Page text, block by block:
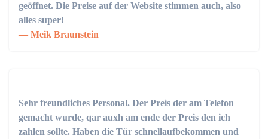
geöffnet. Die Preise auf der Website stimmen auch, also
alles super!
Meik Braunstein
Sehr freundliches Personal. Der Preis der am Telefon
gemacht wurde, qar auxh am ende der Preis den ich
zahlen sollte. Haben die Tür schnellaufbekommen und